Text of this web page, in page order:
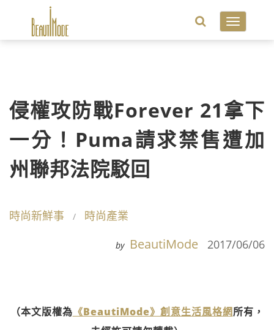
Toggle
侵權攻防戰Forever 21拿下
一分！Puma請求禁售遭加
州聯邦法院駁回
時尚新鮮事 時尚產業
by BeautiMode 2017/06/06
（本文版權為 《BeautiMode》創意生活風格網所有，